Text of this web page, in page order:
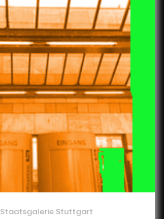
Staatsgalerie Stuttgart